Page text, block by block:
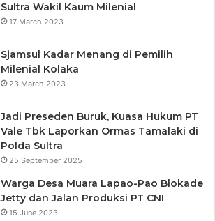
Sultra Wakil Kaum Milenial
17 March 2023
Sjamsul Kadar Menang di Pemilih
Milenial Kolaka
23 March 2023
Jadi Preseden Buruk, Kuasa Hukum PT
Vale Tbk Laporkan Ormas Tamalaki di
Polda Sultra
25 September 2025
Warga Desa Muara Lapao-Pao Blokade
Jetty dan Jalan Produksi PT CNI
15 June 2023